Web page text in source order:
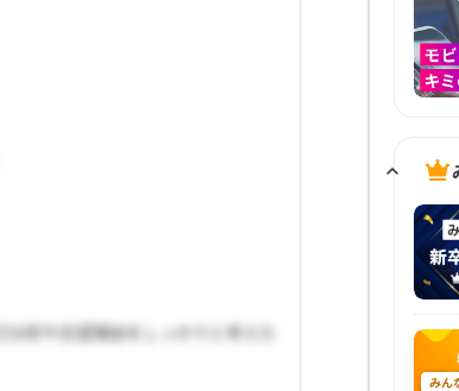
析や志望理由をしっかりと考えた